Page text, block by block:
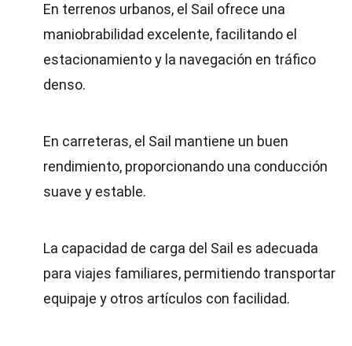
En terrenos urbanos, el Sail ofrece una
maniobrabilidad excelente, facilitando el
estacionamiento y la navegación en tráfico
denso.
En carreteras, el Sail mantiene un buen
rendimiento, proporcionando una conducción
suave y estable.
La capacidad de carga del Sail es adecuada
para viajes familiares, permitiendo transportar
equipaje y otros artículos con facilidad.